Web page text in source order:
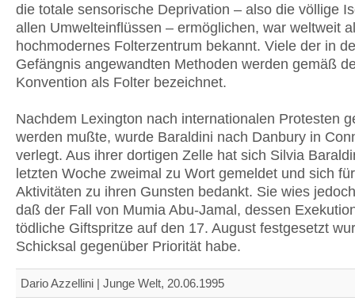
die totale sensorische Deprivation – also die völlige
allen Umwelteinflüssen – ermöglichen, war weltweit
hochmodernes Folterzentrum bekannt. Viele der in
Gefängnis angewandten Methoden werden gemäß
Konvention als Folter bezeichnet.
Nachdem Lexington nach internationalen Protesten
werden mußte, wurde Baraldini nach Danbury in
verlegt. Aus ihrer dortigen Zelle hat sich Silvia
letzten Woche zweimal zu Wort gemeldet und sich
Aktivitäten zu ihren Gunsten bedankt. Sie wies
daß der Fall von Mumia Abu-Jamal, dessen
tödliche Giftspritze auf den 17. August festgesetzt
Schicksal gegenüber Priorität habe.
Dario Azzellini | Junge Welt, 20.06.1995